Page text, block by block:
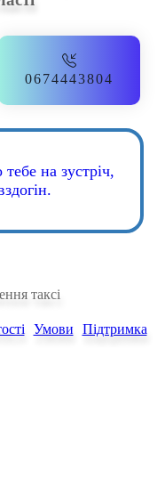
0674443804
на зустріч,
таксі
Умови Підтримка